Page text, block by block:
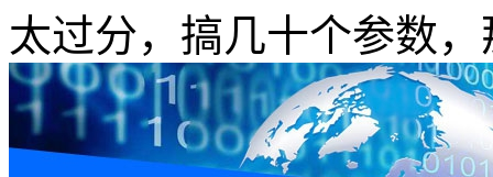
太过分，搞几十个参数